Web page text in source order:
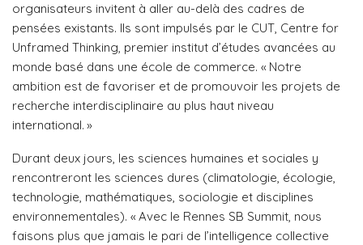
organisateurs invitent à aller au-delà des cadres de
pensées existants. Ils sont impulsés par le CUT, Centre for
Unframed Thinking, premier institut d’études avancées au
monde basé dans une école de commerce. « Notre
ambition est de favoriser et de promouvoir les projets de
recherche interdisciplinaire au plus haut niveau
international. »
Durant deux jours, les sciences humaines et sociales y
rencontreront les sciences dures (climatologie, écologie,
technologie, mathématiques, sociologie et disciplines
environnementales). « Avec le Rennes SB Summit, nous
faisons plus que jamais le pari de l’intelligence collective